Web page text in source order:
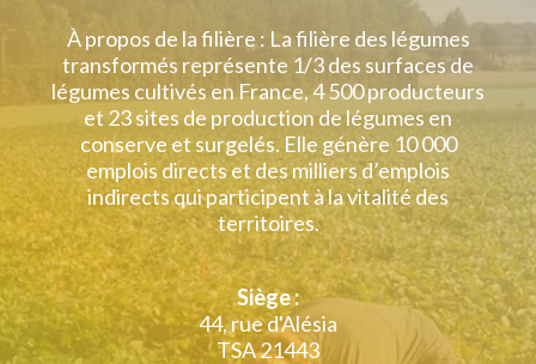
À propos de la filière : La filière des légumes
transformés représente 1/3 des surfaces de
légumes cultivés en France, 4 500 producteurs
et 23 sites de production de légumes en
conserve et surgelés. Elle génère 10 000
emplois directs et des milliers d’emplois
indirects qui participent à la vitalité des
territoires.
Siège :
44, rue d'Alésia
TSA 21443